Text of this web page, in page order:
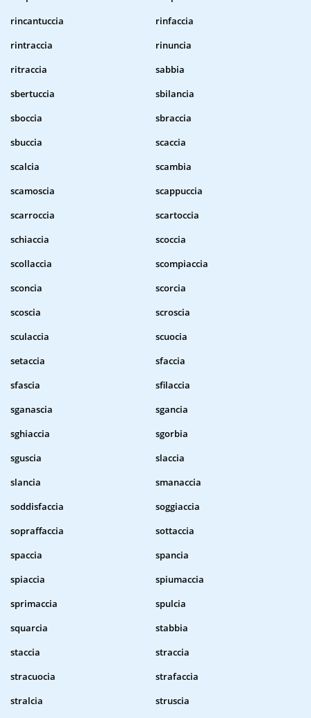
rincantuccia
rinfaccia
rintraccia
rinuncia
ritraccia
sabbia
sbertuccia
sbilancia
sboccia
sbraccia
sbuccia
scaccia
scalcia
scambia
scamoscia
scappuccia
scarroccia
scartoccia
schiaccia
scoccia
scollaccia
scompiaccia
sconcia
scorcia
scoscia
scroscia
sculaccia
scuocia
setaccia
sfaccia
sfascia
sfilaccia
sganascia
sgancia
sghiaccia
sgorbia
sguscia
slaccia
slancia
smanaccia
soddisfaccia
soggiaccia
sopraffaccia
sottaccia
spaccia
spancia
spiaccia
spiumaccia
sprimaccia
spulcia
squarcia
stabbia
staccia
straccia
stracuocia
strafaccia
stralcia
struscia